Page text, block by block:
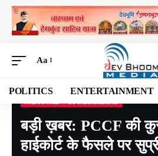
Aa
POLITICS ENTERTAINMENT
Devbhoomi Media Blog >NATIONAL>
बड़ी ख़बर: PCCF की
हाईकोर्ट के फैसले पर